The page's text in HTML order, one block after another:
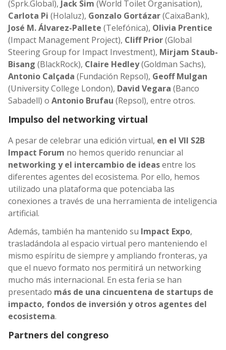
(Sprk.Global), Jack Sim (World Toilet Organisation),
Carlota Pi (Holaluz), Gonzalo Gortázar(CaixaBank),
José M. Álvarez-Pallete (Telefónica), Olivia Prentice
(Impact Management Project), Cliff Prior(Global
Steering Group for Impact Investment), Mirjam Staub-
Bisang (BlackRock), Claire Hedley(Goldman Sachs),
Antonio Calçada (Fundación Repsol), Geoff Mulgan
(University College London), David Vegara (Banco
Sabadell) o Antonio Brufau (Repsol), entre otros.
Impulso del networking virtual
A pesar de celebrar una edición virtual, en el VII S2B
Impact Forum no hemos querido renunciar al
networking y el intercambio de ideasentre los
diferentes agentes del ecosistema. Por ello, hemos
utilizado una plataforma que potenciaba las
conexiones a través de una herramienta de inteligencia
artificial.
Además, también ha mantenido su Impact Expo,
trasladándola al espacio virtual pero manteniendo el
mismo espíritu de siempre y ampliando fronteras, ya
que el nuevo formato nos permitirá un networking
mucho más internacional. En esta feria se han
presentado más de una cincuentena de startups de
impacto, fondos de inversión y otros agentes del
ecosistema.
Partners del congreso